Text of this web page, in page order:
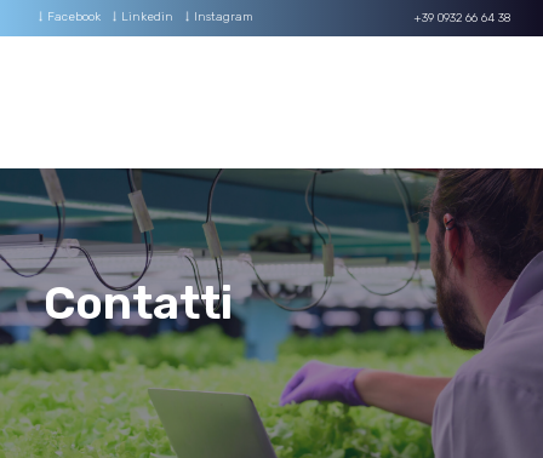
+39 0932 66 64 38
AUTOMAZIONE SOFTWARE IMPIANTI
Contatti